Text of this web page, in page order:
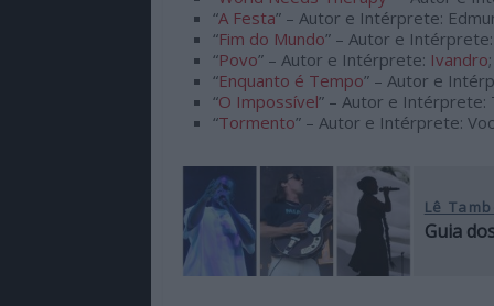
“A Festa” – Autor e Intérprete:
“Fim do Mundo” – Autor e
“Povo” – Autor e Intérprete: Ivandro;
“Enquanto é Tempo” – Autor e
“O Impossível” – Autor e Intérprete:
“Tormento” – Autor e Intérprete:
Lê
Guia